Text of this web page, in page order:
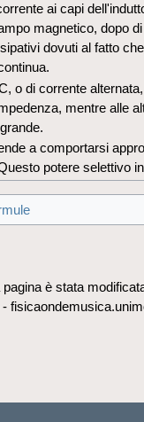
ai capi
magnetico, dopo
dovuti al fatto
o di corrente
mentre alle
a comportarsi
potere selettivo
è stata